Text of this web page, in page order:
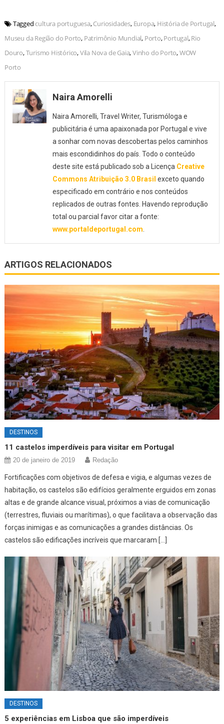
Taggedcultura portuguesa,Curiosidades, Europa, História de Portugal,
Museu da Região do Porto, Patrimônio Mundial, Porto,Portugal,Rio
Douro,Turismo Histórico,Vila Nova de Gaia,Vinho do Porto,WOW
Porto
Naira Amorelli
Naira Amorelli, Travel Writer, Turismóloga e
publicitária é uma apaixonada por Portugal e vive
a sonhar com novas descobertas pelos caminhos
mais escondidinhos do país. Todo o conteúdo
deste site está publicado sob a Licença Creative
Commons Atribuição 3.0 Brasil exceto quando
especificado em contrário e nos conteúdos
replicados de outras fontes. Havendo reprodução
total ou parcial favor citar a fonte:
www.portaldeportugal.com
ARTIGOS RELACIONADOS
DESTINOS
11 castelos imperdíveis para visitar em Portugal
20 de janeiro de 2019 Redação
Fortificações com objetivos de defesa e vigia, e algumas vezes de
habitação, os castelos são edifícios geralmente erguidos em zonas
altas e de grande alcance visual, próximos a vias de comunicação
(terrestres, fluviais ou marítimas), o que facilitava a observação das
forças inimigas e as comunicações a grandes distâncias. Os
castelos são edificações incríveis que marcaram […]
DESTINOS
5 experiências em Lisboa que são imperdíveis